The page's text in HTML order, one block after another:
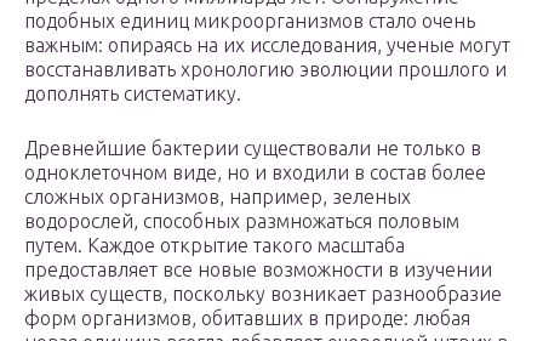
подобных единиц микроорганизмов стало очень
важным: опираясь на их исследования, ученые могут
восстанавливать хронологию эволюции прошлого и
дополнять систематику.
Древнейшие бактерии существовали не только в
одноклеточном виде, но и входили в состав более
сложных организмов, например, зеленых
водорослей, способных размножаться половым
путем. Каждое открытие такого масштаба
предоставляет все новые возможности в изучении
живых существ, поскольку возникает разнообразие
форм организмов, обитавших в природе: любая